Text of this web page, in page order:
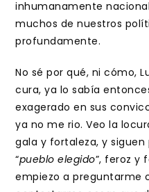
inhumanamente
muchos de nuestros
profundamente.
No sé por qué, ni cómo,
cura, ya lo sabía
exagerado en sus
ya no me rio. Veo la
gala y fortaleza, y
“pueblo elegido”, feroz y
empiezo a preguntarme